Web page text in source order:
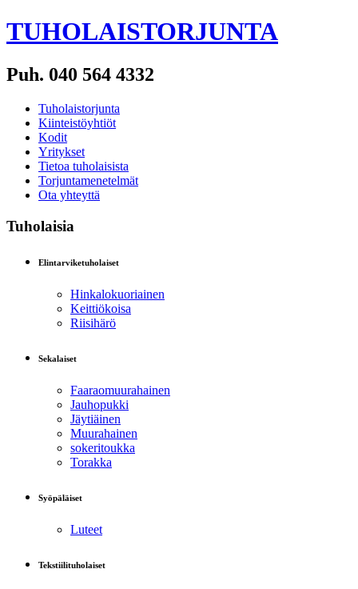
TUHOLAISTORJUNTA
Puh. 040 564 4332
Tuholaistorjunta
Kiinteistöyhtiöt
Kodit
Yritykset
Tietoa tuholaisista
Torjuntamenetelmät
Ota yhteyttä
Tuholaisia
Elintarviketuholaiset
Hinkalokuoriainen
Keittiökoisa
Riisihärö
Sekalaiset
Faaraomuurahainen
Jauhopukki
Jäytiäinen
Muurahainen
sokeritoukka
Torakka
Syöpäläiset
Luteet
Tekstiilituholaiset